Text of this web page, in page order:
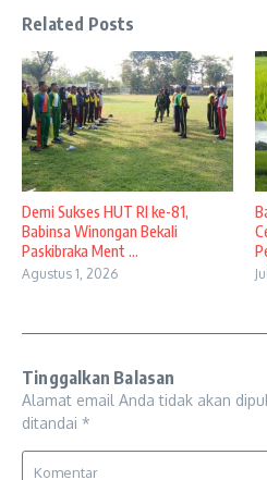
Related Posts
Demi Sukses HUT RI ke-81,
Babinsa Winongan Bekali
Paskibraka Ment ...
Agustus 1, 2026
Tinggalkan Balasan
Alamat email Anda tidak akan
ditandai *